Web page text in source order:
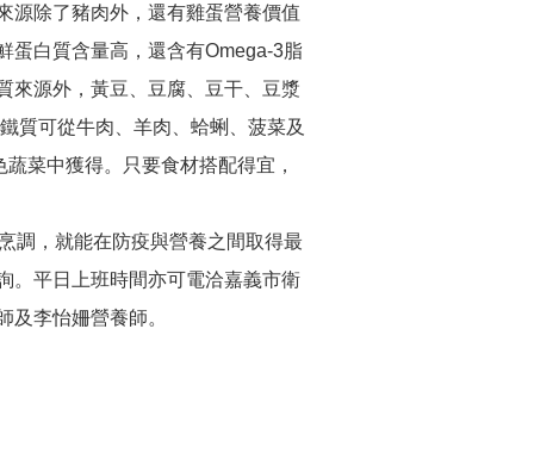
源除了豬肉外，還有雞蛋營養價值
蛋白質含量高，還含有Omega-3脂
來源外，黃豆、豆腐、豆干、豆漿
質可從牛肉、羊肉、蛤蜊、菠菜及
菜中獲得。只要食材搭配得宜，
調，就能在防疫與營養之間取得最
。平日上班時間亦可電洽嘉義市衛
李怡姍營養師。